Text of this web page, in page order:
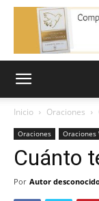
Inicio Oraciones
Oraciones Oraciones
Cuánto
Por Autor